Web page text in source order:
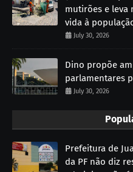
mutirões e leva
vida à
July 30, 2026
Dino propõe
parlamentares
July 30, 2026
Prefeitura de
da PF não diz